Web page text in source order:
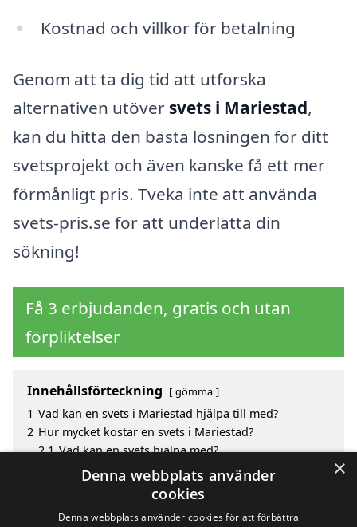
Kostnad och villkor för betalning
Genom att ta dig tid att utforska
alternativen utöver svets i Mariestad,
kan du hitta den bästa lösningen för ditt
svetsprojekt och även kanske få ett mer
förmånligt pris. Tveka inte att använda
svets-pris.se för att underlätta din
sökning!
Få 3 erbjudanden, gratis och utan
förpliktelser
Innehållsförteckning gömma
1 Vad kan en svets i Mariestad hjälpa till med?
2 Hur mycket kostar en svets i Mariestad?
2.1 Vad kan en svets hjälpa med?
Fördelar med att välja svets i Mariestad
Sök efter en skicklig svets i de omgivande städerna
×
Denna webbplats använder
cookies
Denna webbplats använder cookies för att förbättra